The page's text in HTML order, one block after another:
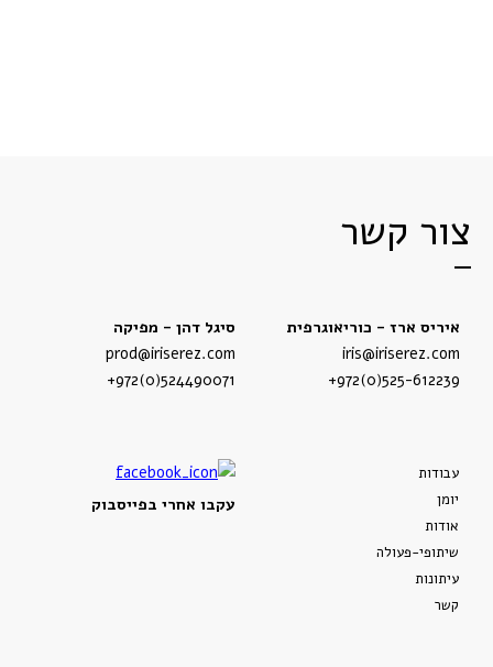
צור קשר
איריס ארז - כוריאוגרפית
iris@iriserez.com
+972(0)525-612239
סיגל דהן - מפיקה
prod@iriserez.com
+972(0)524490071
עבודות
יומן
אודות
שיתופי-פעולה
עיתונות
קשר
עקבו אחרי בפייסבוק